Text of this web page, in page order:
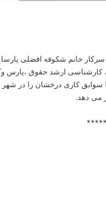
سرکار خانم شکوفه افضلی پارسا
، کارشناسی ارشد حقوق ،پارس
سوابق کاری درخشان را در شهر
می دهد.